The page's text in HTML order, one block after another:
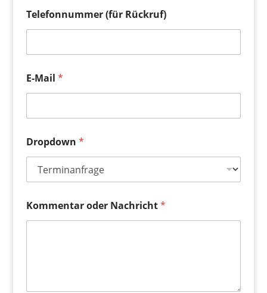
Telefonnummer (für Rückruf)
E-Mail *
Dropdown *
Kommentar oder Nachricht*